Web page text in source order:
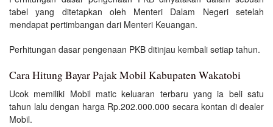
tabel yang ditetapkan oleh Menteri Dalam Negeri setelah
mendapat pertimbangan dari Menteri Keuangan.
Perhitungan dasar pengenaan PKB ditinjau kembali setiap tahun.
Cara Hitung Bayar Pajak Mobil Kabupaten Wakatobi
Ucok memiliki Mobil matic keluaran terbaru yang ia beli satu
tahun lalu dengan harga Rp.202.000.000 secara kontan di dealer
Mobil.